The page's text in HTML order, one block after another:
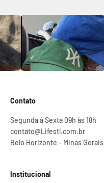
Contato
Segunda à Sexta 09h às 18h
contato@Lifestl.com.br
Belo Horizonte - Minas Gerais
Institucional